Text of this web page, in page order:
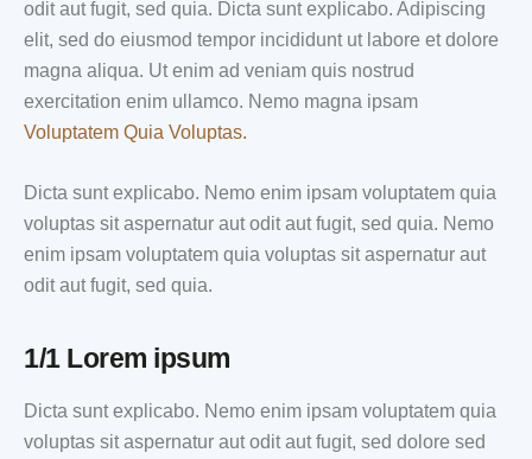
odit aut fugit, sed quia. Dicta sunt explicabo. Adipiscing
elit, sed do eiusmod tempor incididunt ut labore et dolore
magna aliqua. Ut enim ad veniam quis nostrud
exercitation enim ullamco. Nemo magna ipsam
Voluptatem Quia Voluptas.
Dicta sunt explicabo. Nemo enim ipsam voluptatem quia
voluptas sit aspernatur aut odit aut fugit, sed quia. Nemo
enim ipsam voluptatem quia voluptas sit aspernatur aut
odit aut fugit, sed quia.
1/1 Lorem ipsum
Dicta sunt explicabo. Nemo enim ipsam voluptatem quia
voluptas sit aspernatur aut odit aut fugit, sed dolore sed